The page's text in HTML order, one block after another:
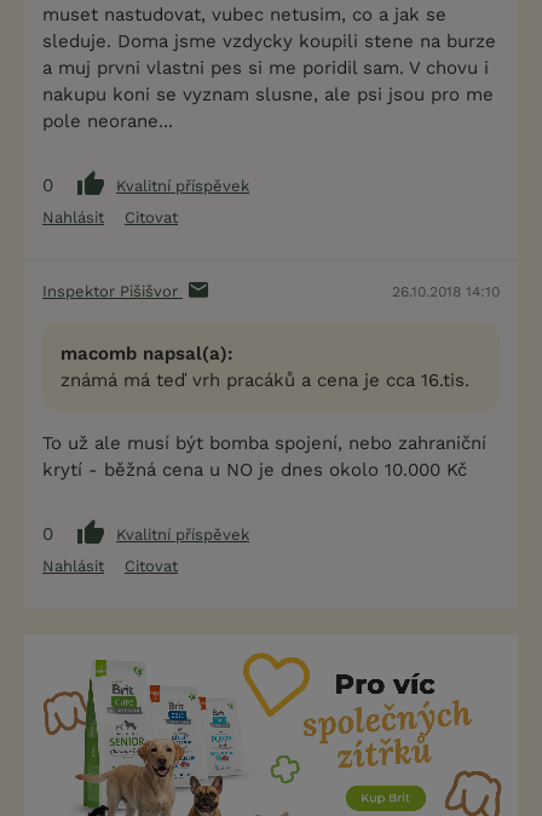
muset nastudovat, vubec netusim, co a jak se
sleduje. Doma jsme vzdycky koupili stene na burze
a muj prvni vlastni pes si me poridil sam. V chovu i
nakupu koni se vyznam slusne, ale psi jsou pro me
pole neorane...
0
Kvalitní příspěvek
Nahlásit
Citovat
Inspektor Pišišvor 26.10.2018 14:10
macomb napsal(a):
známá má teď vrh pracáků a cena je cca 16.tis.
To už ale musí být bomba spojení, nebo zahraniční
krytí - běžná cena u NO je dnes okolo 10.000 Kč
0
Kvalitní příspěvek
Nahlásit
Citovat